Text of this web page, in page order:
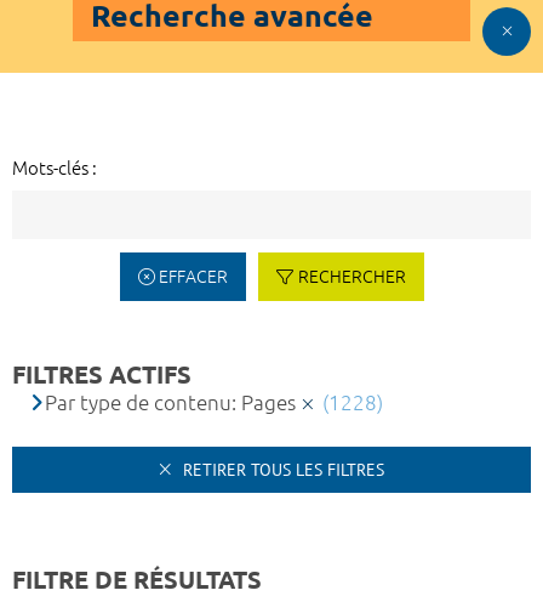
Recherche avancée
Mots-clés :
EFFACER RECHERCHER
FILTRES ACTIFS
Par type de contenu: Pages (1228)
RETIRER TOUS LES FILTRES
FILTRE DE RÉSULTATS